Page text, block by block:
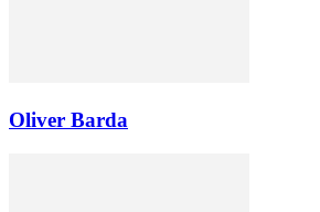
Oliver Barda